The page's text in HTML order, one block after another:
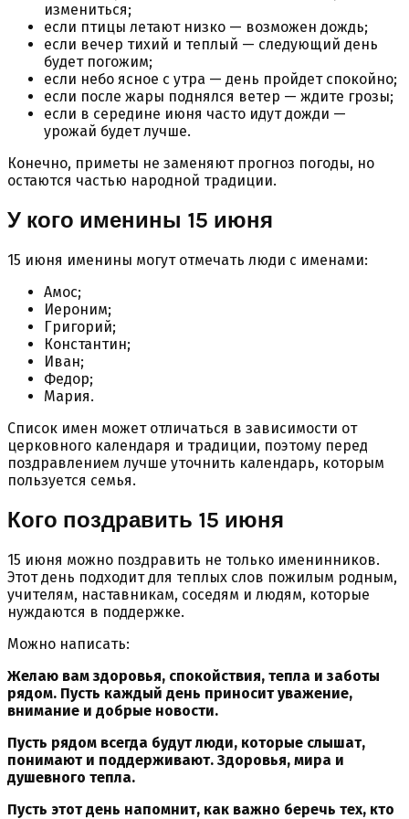
измениться;
если птицы летают низко — возможен дождь;
если вечер тихий и теплый — следующий день
будет погожим;
если небо ясное с утра — день пройдет спокойно;
если после жары поднялся ветер — ждите грозы;
если в середине июня часто идут дожди —
урожай будет лучше.
Конечно, приметы не заменяют прогноз погоды, но
остаются частью народной традиции.
У кого именины 15 июня
15 июня именины могут отмечать люди с именами:
Амос;
Иероним;
Григорий;
Константин;
Иван;
Федор;
Мария.
Список имен может отличаться в зависимости от
церковного календаря и традиции, поэтому перед
поздравлением лучше уточнить календарь, которым
пользуется семья.
Кого поздравить 15 июня
15 июня можно поздравить не только именинников.
Этот день подходит для теплых слов пожилым родным,
учителям, наставникам, соседям и людям, которые
нуждаются в поддержке.
Можно написать:
Желаю вам здоровья, спокойствия, тепла и заботы
рядом. Пусть каждый день приносит уважение,
внимание и добрые новости.
Пусть рядом всегда будут люди, которые слышат,
понимают и поддерживают. Здоровья, мира и
душевного тепла.
Пусть этот день напомнит, как важно беречь тех, кто